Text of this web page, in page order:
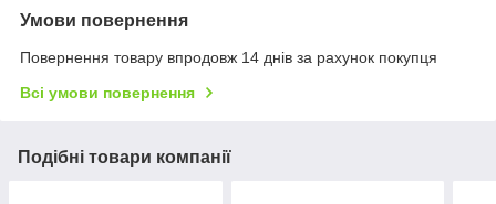
Умови повернення
Повернення товару впродовж 14 днів за рахунок покупця
Всі умови повернення
Подібні товари компанії